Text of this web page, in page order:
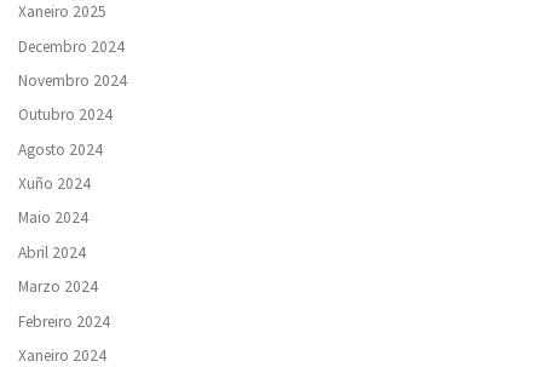
Xaneiro 2025
Decembro 2024
Novembro 2024
Outubro 2024
Agosto 2024
Xuño 2024
Maio 2024
Abril 2024
Marzo 2024
Febreiro 2024
Xaneiro 2024